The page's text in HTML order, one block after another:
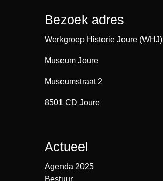
Bezoek adres
Werkgroep Historie Joure (WHJ)
Museum Joure
Museumstraat 2
8501 CD Joure
Actueel
Agenda 2025